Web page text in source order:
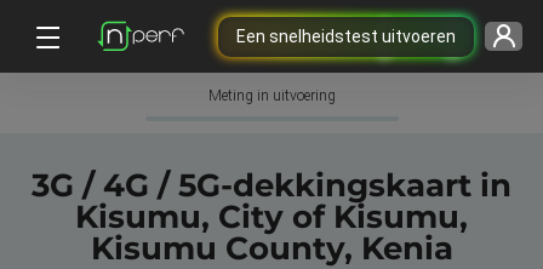
Een snelheidstest uitvoeren
Meting in uitvoering
3G / 4G / 5G-dekkingskaart in
Kisumu, City of Kisumu,
Kisumu County, Kenia